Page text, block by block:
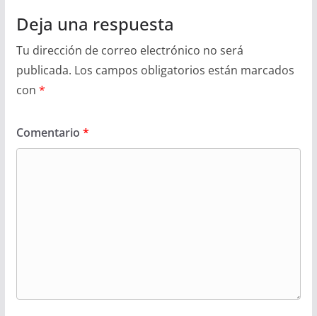
Deja una respuesta
Tu dirección de correo electrónico no será
publicada. Los campos obligatorios están marcados
con *
Comentario *